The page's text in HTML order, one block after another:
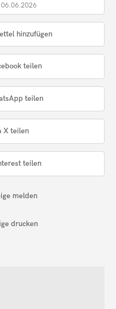
hinzufügen
teilen
teilen
X teilen
teilen
melden
drucken